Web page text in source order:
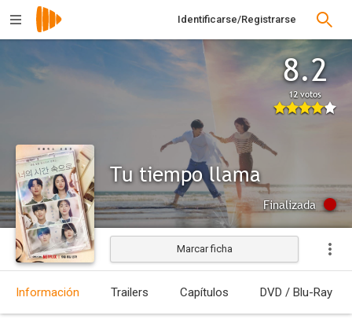
Identificarse/Registrarse
8.2
12 votos
Tu tiempo llama
Finalizada
Marcar ficha
Información Trailers Capítulos DVD / Blu-Ray